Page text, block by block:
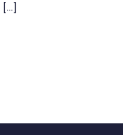
[…]